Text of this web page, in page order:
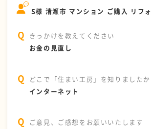
S様 清瀬市 マンション ご購入 リフ
きっかけを教えてください
お金の見直し
どこで「住まい工房」を知りましたか
インターネット
ご意見、ご感想をお願いいたします